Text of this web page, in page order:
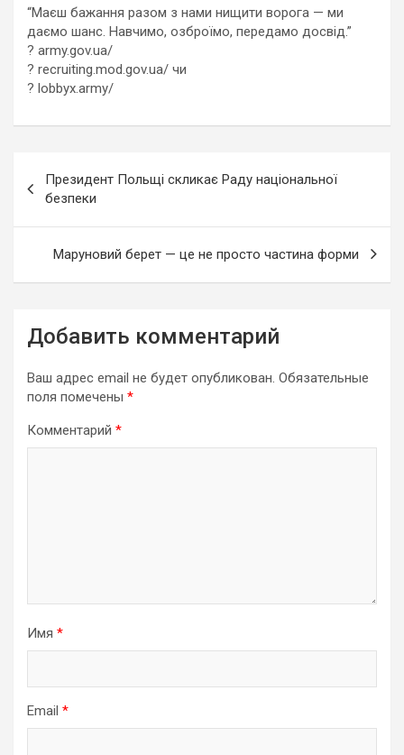
“Маєш бажання разом з нами нищити ворога — ми
даємо шанс. Навчимо, озброїмо, передамо досвід.”
? army.gov.ua/
? recruiting.mod.gov.ua/ чи
? lobbyx.army/⁩
по
записям
Президент Польщі скликає Раду національної
безпеки
Маруновий берет — це не просто частина форми
Добавить комментарий
Ваш адрес email не будет опубликован. Обязательные
поля помечены *
Комментарий *
Имя *
Email *